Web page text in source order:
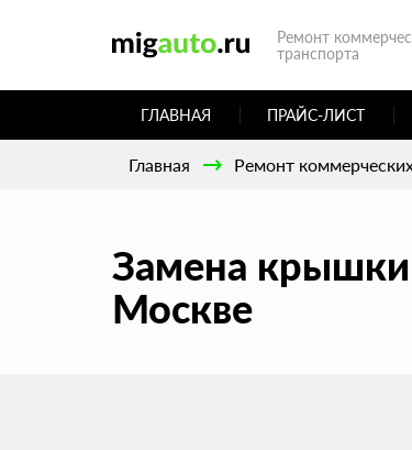
Ремонт
транспорта
ГЛАВНАЯ ПРАЙС-ЛИСТ
Главная Ремонт
Замена крышки
Москве